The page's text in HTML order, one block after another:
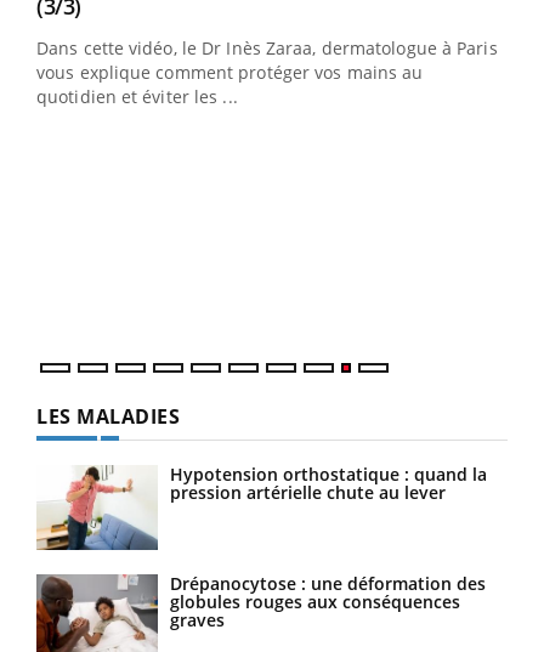
(3/3)
Dans cette vidéo, le Dr Inès Zaraa, dermatologue à Paris,
vous explique comment protéger vos mains au
quotidien et éviter les ...
LES MALADIES
Hypotension orthostatique : quand la
pression artérielle chute au lever
Drépanocytose : une déformation des
globules rouges aux conséquences
graves